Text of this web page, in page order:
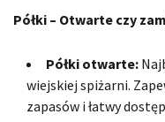
Półki – Otwarte czy
Półki otwarte:
wiejskiej spiżarni.
zapasów i łatwy